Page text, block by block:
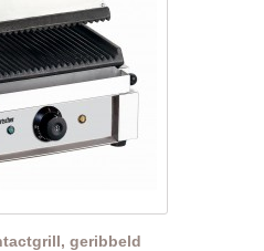
geribbeld